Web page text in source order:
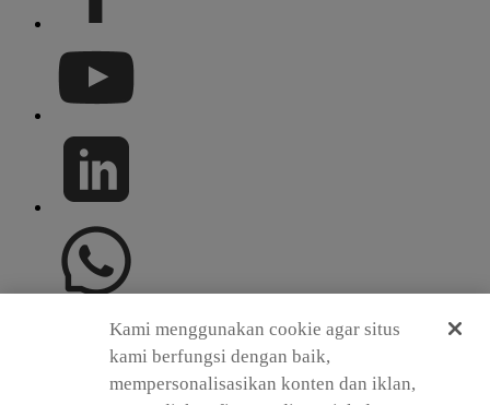
Berlangganan newsletter kami untuk mendapatkan berita terbaru
dan pengumuman produk
Subscribe
Kami menggunakan cookie agar situs
kami berfungsi dengan baik,
mempersonalisasikan konten dan iklan,